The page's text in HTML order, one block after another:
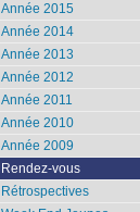
Année 2015
Année 2014
Année 2013
Année 2012
Année 2011
Année 2010
Année 2009
Rendez-vous
Rétrospectives